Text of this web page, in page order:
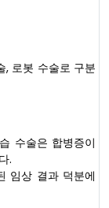
, 로봇 수술로 구분
수술은 합병증이
.
임상 결과 덕분에